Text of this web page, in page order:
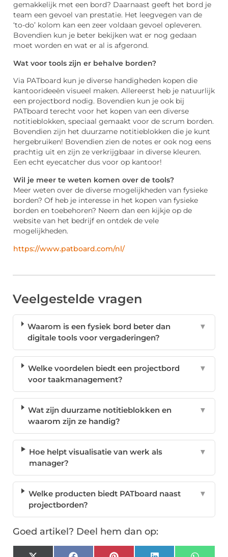
gemakkelijk met een bord? Daarnaast geeft het bord je
team een gevoel van prestatie. Het leegvegen van de
‘to-do’ kolom kan een zeer voldaan gevoel opleveren.
Bovendien kun je beter bekijken wat er nog gedaan
moet worden en wat er al is afgerond.
Wat voor tools zijn er behalve borden?
Via PATboard kun je diverse handigheden kopen die
kantoorideeën visueel maken. Allereerst heb je natuurlijk
een projectbord nodig. Bovendien kun je ook bij
PATboard terecht voor het kopen van een diverse
notitieblokken, speciaal gemaakt voor de scrum borden.
Bovendien zijn het duurzame notitieblokken die je kunt
hergebruiken! Bovendien zien de notes er ook nog eens
prachtig uit en zijn ze verkrijgbaar in diverse kleuren.
Een echt eyecatcher dus voor op kantoor!
Wil je meer te weten komen over de tools?
Meer weten over de diverse mogelijkheden van fysieke
borden? Of heb je interesse in het kopen van fysieke
borden en toebehoren? Neem dan een kijkje op de
website van het bedrijf en ontdek de vele
mogelijkheden.
https://www.patboard.com/nl/
Veelgestelde vragen
Waarom is een fysiek bord beter dan
digitale tools voor vergaderingen?
▼
Welke voordelen biedt een projectbord
voor taakmanagement?
▼
Wat zijn duurzame notitieblokken en
waarom zijn ze handig?
▼
Hoe helpt visualisatie van werk als
manager?
▼
Welke producten biedt PATboard naast
projectborden?
▼
Goed artikel? Deel hem dan op: